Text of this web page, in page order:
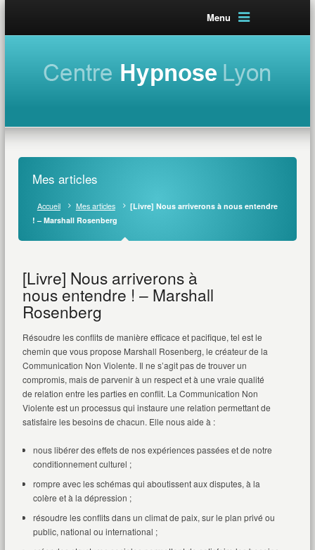
Menu
Mes articles
Accueil Mes articles
[Livre] Nous arriverons à nous entendre
! – Marshall Rosenberg
[Livre] Nous arriverons à
nous entendre ! – Marshall
Rosenberg
Résoudre les conflits de manière efficace et pacifique, tel est le
chemin que vous propose Marshall Rosenberg, le créateur de la
Communication Non Violente. Il ne s’agit pas de trouver un
compromis, mais de parvenir à un respect et à une vraie qualité
de relation entre les parties en conflit. La Communication Non
Violente est un processus qui instaure une relation permettant de
satisfaire les besoins de chacun. Elle nous aide à :
nous libérer des effets de nos expériences passées et de notre
conditionnement culturel ;
rompre avec les schémas qui aboutissent aux disputes, à la
colère et à la dépression ;
résoudre les conflits dans un climat de paix, sur le plan privé ou
public, national ou international ;